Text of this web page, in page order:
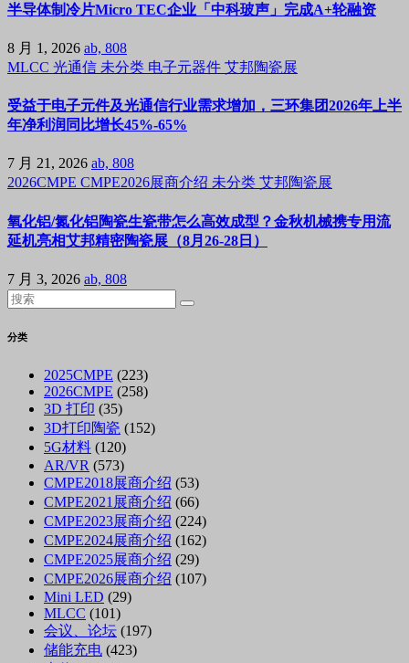
半导体制冷片Micro TEC企业「中科玻声」完成A+轮融资
8 月 1, 2026 ab, 808
MLCC 光通信 未分类 电子元器件 艾邦陶瓷展
受益于电子元件及光通信行业需求增加，三环集团2026年上半
年净利润同比增长45%-65%
7 月 21, 2026 ab, 808
2026CMPE CMPE2026展商介绍 未分类 艾邦陶瓷展
氧化铝/氮化铝陶瓷生瓷带怎么高效成型？金秋机械携专用流
延机亮相艾邦精密陶瓷展（8月26-28日）
7 月 3, 2026 ab, 808
分类
2025CMPE (223)
2026CMPE (258)
3D 打印 (35)
3D打印陶瓷 (152)
5G材料 (120)
AR/VR (573)
CMPE2018展商介绍 (53)
CMPE2021展商介绍 (66)
CMPE2023展商介绍 (224)
CMPE2024展商介绍 (162)
CMPE2025展商介绍 (29)
CMPE2026展商介绍 (107)
Mini LED (29)
MLCC (101)
会议、论坛 (197)
储能充电 (423)